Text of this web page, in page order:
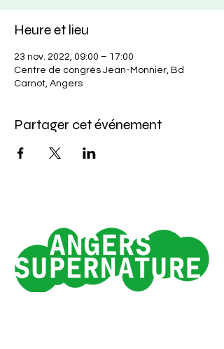
Heure et lieu
23 nov. 2022, 09:00 – 17:00
Centre de congrès Jean-Monnier, Bd
Carnot, Angers
Partager cet événement